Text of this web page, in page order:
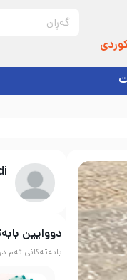
دووایین
بابەتەکانی ئەم